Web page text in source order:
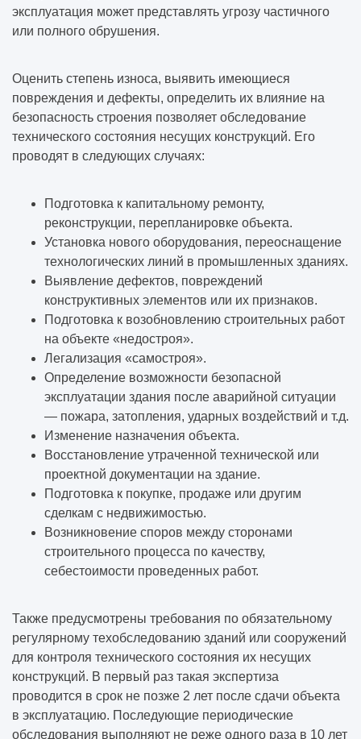
эксплуатация может представлять угрозу частичного
или полного обрушения.
Оценить степень износа, выявить имеющиеся
повреждения и дефекты, определить их влияние на
безопасность строения позволяет обследование
технического состояния несущих конструкций. Его
проводят в следующих случаях:
Подготовка к капитальному ремонту,
реконструкции, перепланировке объекта.
Установка нового оборудования, переоснащение
технологических линий в промышленных зданиях.
Выявление дефектов, повреждений
конструктивных элементов или их признаков.
Подготовка к возобновлению строительных работ
на объекте «недостроя».
Легализация «самостроя».
Определение возможности безопасной
эксплуатации здания после аварийной ситуации
— пожара, затопления, ударных воздействий и т.д.
Изменение назначения объекта.
Восстановление утраченной технической или
проектной документации на здание.
Подготовка к покупке, продаже или другим
сделкам с недвижимостью.
Возникновение споров между сторонами
строительного процесса по качеству,
себестоимости проведенных работ.
Также предусмотрены требования по обязательному
регулярному техобследованию зданий или сооружений
для контроля технического состояния их несущих
конструкций. В первый раз такая экспертиза
проводится в срок не позже 2 лет после сдачи объекта
в эксплуатацию. Последующие периодические
обследования выполняют не реже одного раза в 10 лет